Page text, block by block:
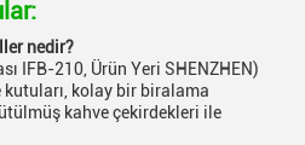
nedir?
IFB-210, Ürün Yeri SHENZHEN)
kutuları, kolay bir biralama
kahve çekirdekleri ile